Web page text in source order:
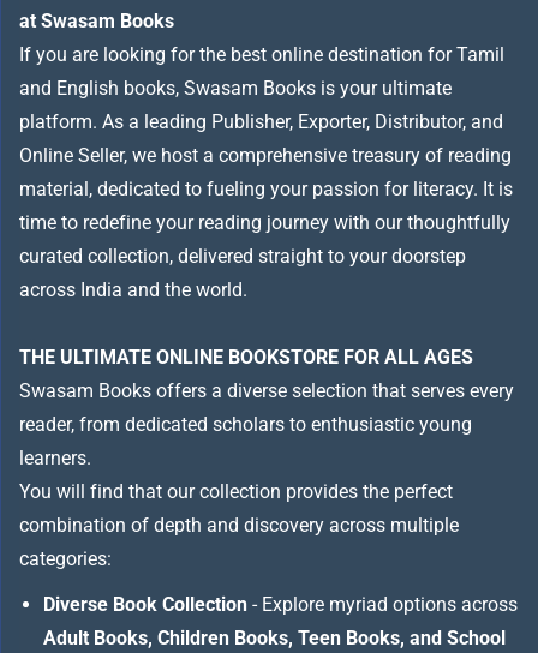
at Swasam Books
If you are looking for the best online destination for Tamil
and English books, Swasam Books is your ultimate
platform. As a leading Publisher, Exporter, Distributor, and
Online Seller, we host a comprehensive treasury of reading
material, dedicated to fueling your passion for literacy. It is
time to redefine your reading journey with our thoughtfully
curated collection, delivered straight to your doorstep
across India and the world.
THE ULTIMATE ONLINE BOOKSTORE FOR ALL AGES
Swasam Books offers a diverse selection that serves every
reader, from dedicated scholars to enthusiastic young
learners.
You will find that our collection provides the perfect
combination of depth and discovery across multiple
categories:
Diverse Book Collection - Explore myriad options across
Adult Books, Children Books, Teen Books, and School